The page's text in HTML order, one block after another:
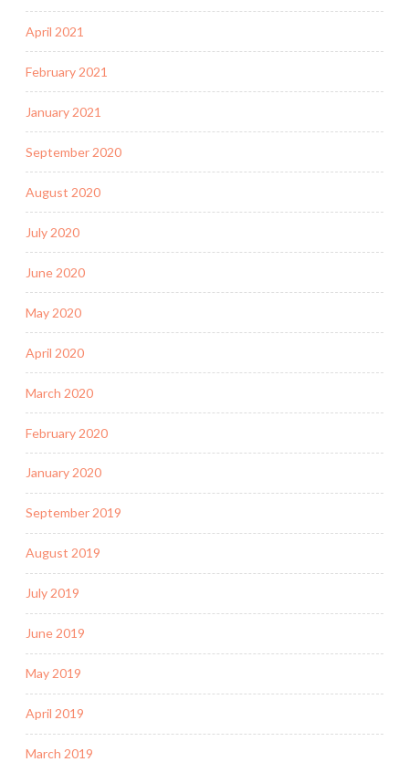
April 2021
February 2021
January 2021
September 2020
August 2020
July 2020
June 2020
May 2020
April 2020
March 2020
February 2020
January 2020
September 2019
August 2019
July 2019
June 2019
May 2019
April 2019
March 2019